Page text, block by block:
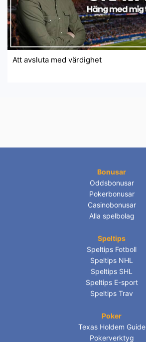
Att avsluta med värdighet
Bonusar
Oddsbonusar
Pokerbonusar
Casinobonusar
Alla spelbolag
Speltips
Speltips Fotboll
Speltips NHL
Speltips SHL
Speltips E-sport
Speltips Trav
Poker
Texas Holdem Guide
Pokerverktyg